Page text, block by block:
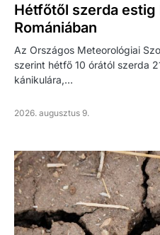
Hétfőtől szerda
Romániában
Az Országos Meteorológiai
szerint hétfő 10 órától szerda
kánikulára,…
2026. augusztus 9.